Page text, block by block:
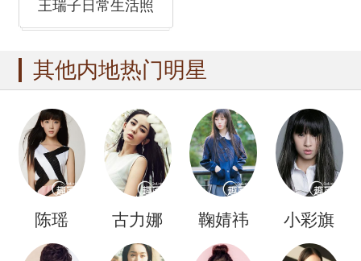
王瑞子日常生活照
其他内地热门明星
陈瑶 古力娜 鞠婧祎 小彩旗